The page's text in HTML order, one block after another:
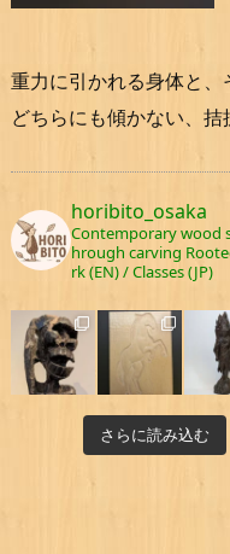
重力に引かれる身体と
どちらにも傾かない、
horibito_osaka
Contemporary wood
hrough carving
rk (EN) / Classes (JP)
さらに読み込む